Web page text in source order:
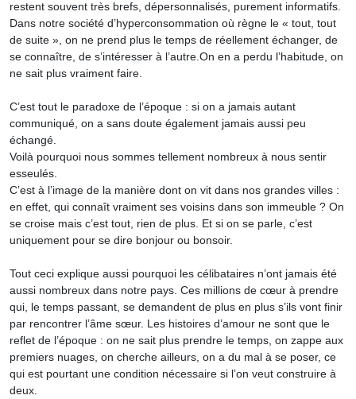
restent souvent très brefs, dépersonnalisés, purement informatifs.
Dans notre société d’hyperconsommation où règne le « tout, tout
de suite », on ne prend plus le temps de réellement échanger, de
se connaître, de s’intéresser à l’autre.On en a perdu l’habitude, on
ne sait plus vraiment faire.
C’est tout le paradoxe de l’époque : si on a jamais autant
communiqué, on a sans doute également jamais aussi peu
échangé.
Voilà pourquoi nous sommes tellement nombreux à nous sentir
esseulés.
C’est à l’image de la manière dont on vit dans nos grandes villes :
en effet, qui connaît vraiment ses voisins dans son immeuble ? On
se croise mais c’est tout, rien de plus. Et si on se parle, c’est
uniquement pour se dire bonjour ou bonsoir.
Tout ceci explique aussi pourquoi les célibataires n’ont jamais été
aussi nombreux dans notre pays. Ces millions de cœur à prendre
qui, le temps passant, se demandent de plus en plus s’ils vont finir
par rencontrer l’âme sœur. Les histoires d’amour ne sont que le
reflet de l’époque : on ne sait plus prendre le temps, on zappe aux
premiers nuages, on cherche ailleurs, on a du mal à se poser, ce
qui est pourtant une condition nécessaire si l’on veut construire à
deux.